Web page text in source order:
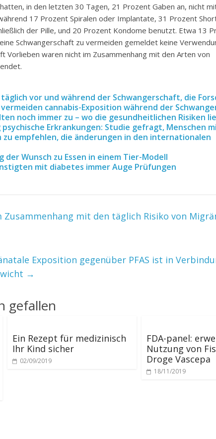
in den letzten 30 Tagen, 21 Prozent Gaben an, nicht
17 Prozent Spiralen oder Implantate, 31 Prozent
der Pille, und 20 Prozent Kondome benutzt. Etwa 13
Schwangerschaft zu vermeiden gemeldet keine
Vorlieben waren nicht im Zusammenhang mit den Arten von
vor und während der Schwangerschaft, die
cannabis-Exposition während der
noch immer zu – wo die gesundheitlichen Risiken
psychische Erkrankungen: Studie gefragt, Menschen
zu empfehlen, die änderungen in den internationalen
der Wunsch zu Essen in einem Tier-Modell
mit diabetes immer Auge Prüfungen
mit den täglich Risiko von
Exposition gegenüber PFAS ist in
→
gefallen
Ein Rezept für medizinisch
Ihr Kind sicher
02/09/2019
FDA-panel:
Nutzung von
Droge Vascepa
18/11/2019